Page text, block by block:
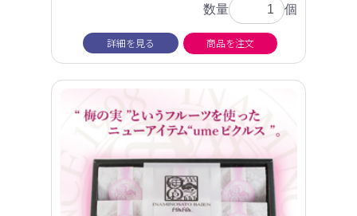
数量 個
詳細を見る 商品を注文